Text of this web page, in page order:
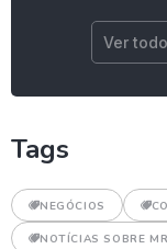
Ver
Tags
NEGÓCIOS
NOTÍCIAS SOBRE